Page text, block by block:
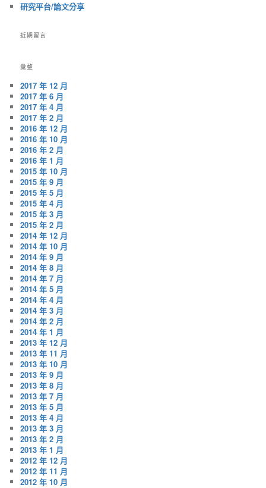
研究平台/論文分享
近期留言
彙整
2017 年 12 月
2017 年 6 月
2017 年 4 月
2017 年 2 月
2016 年 12 月
2016 年 10 月
2016 年 2 月
2016 年 1 月
2015 年 10 月
2015 年 9 月
2015 年 5 月
2015 年 4 月
2015 年 3 月
2015 年 2 月
2014 年 12 月
2014 年 10 月
2014 年 9 月
2014 年 8 月
2014 年 7 月
2014 年 5 月
2014 年 4 月
2014 年 3 月
2014 年 2 月
2014 年 1 月
2013 年 12 月
2013 年 11 月
2013 年 10 月
2013 年 9 月
2013 年 8 月
2013 年 7 月
2013 年 5 月
2013 年 4 月
2013 年 3 月
2013 年 2 月
2013 年 1 月
2012 年 12 月
2012 年 11 月
2012 年 10 月